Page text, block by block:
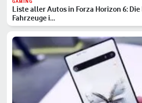
GAMING
Liste aller Autos in Forza Horizon 6:
Fahrzeuge i…